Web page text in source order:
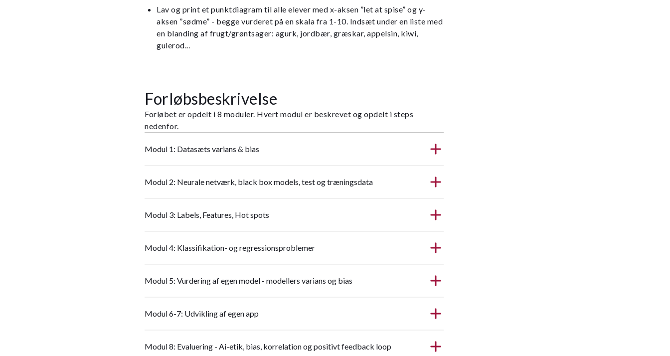
Lav og print et punktdiagram til alle elever med x-aksen ”let at spise” og y-
aksen ”sødme” - begge vurderet på en skala fra 1-10. Indsæt under en liste med
en blanding af frugt/grøntsager: agurk, jordbær, græskar, appelsin, kiwi,
gulerod...
Forløbsbeskrivelse
Forløbet er opdelt i 8 moduler. Hvert modul er beskrevet og opdelt i steps
nedenfor.
Modul 1: Datasæts varians & bias
Modul 2: Neurale netværk, black box models, test og træningsdata
Modul 3: Labels, Features, Hot spots
Modul 4: Klassifikation- og regressionsproblemer
Modul 5: Vurdering af egen model - modellers varians og bias
Modul 6-7: Udvikling af egen app
Modul 8: Evaluering - Ai-etik, bias, korrelation og positivt feedback loop